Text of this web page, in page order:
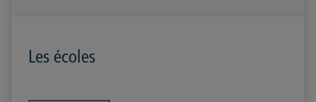
Les écoles